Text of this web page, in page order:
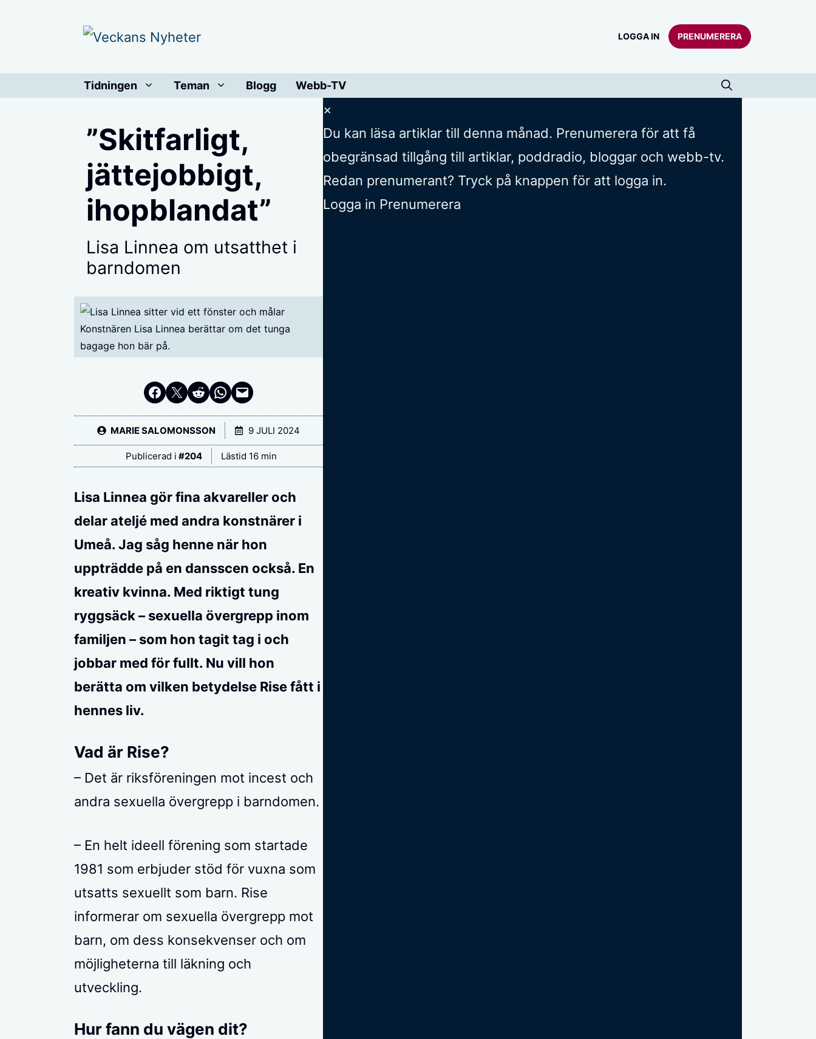
LOGGA IN PRENUMERERA
Tidningen Teman Blogg Webb-TV
”Skitfarligt,
jättejobbigt,
ihopblandat”
Lisa Linnea om utsatthet i
barndomen
Konstnären Lisa Linnea berättar om det tunga
bagage hon bär på.
Dela på Facebook
Dela på Twitter
Dela på RedditDela i WhatsApp
Maila en länk
MARIE SALOMONSSON 9 JULI 2024
Publicerad i #204 Lästid 16 min
Lisa Linnea gör fina akvareller och
delar ateljé med andra konstnärer i
Umeå. Jag såg henne när hon
uppträdde på en dansscen också. En
kreativ kvinna. Med riktigt tung
ryggsäck – sexuella övergrepp inom
familjen – som hon tagit tag i och
jobbar med för fullt. Nu vill hon
berätta om vilken betydelse Rise fått i
hennes liv.
Vad är Rise?
– Det är riksföreningen mot incest och
andra sexuella övergrepp i barndomen.
– En helt ideell förening som startade
1981 som erbjuder stöd för vuxna som
utsatts sexuellt som barn. Rise
informerar om sexuella övergrepp mot
barn, om dess konsekvenser och om
möjligheterna till läkning och
utveckling.
Hur fann du vägen dit?
×
Du kan läsa artiklar till denna månad. Prenumerera för att få
obegränsad tillgång till artiklar, poddradio, bloggar och webb-tv.
Redan prenumerant? Tryck på knappen för att logga in.
Logga in Prenumerera